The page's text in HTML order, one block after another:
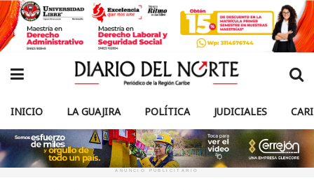
INICIO LA GUAJIRA POLÍTICA JUDICIALES
ANUNCIO PUBLICITARIO